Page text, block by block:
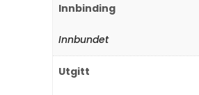
Innbinding
Innbundet
Utgitt